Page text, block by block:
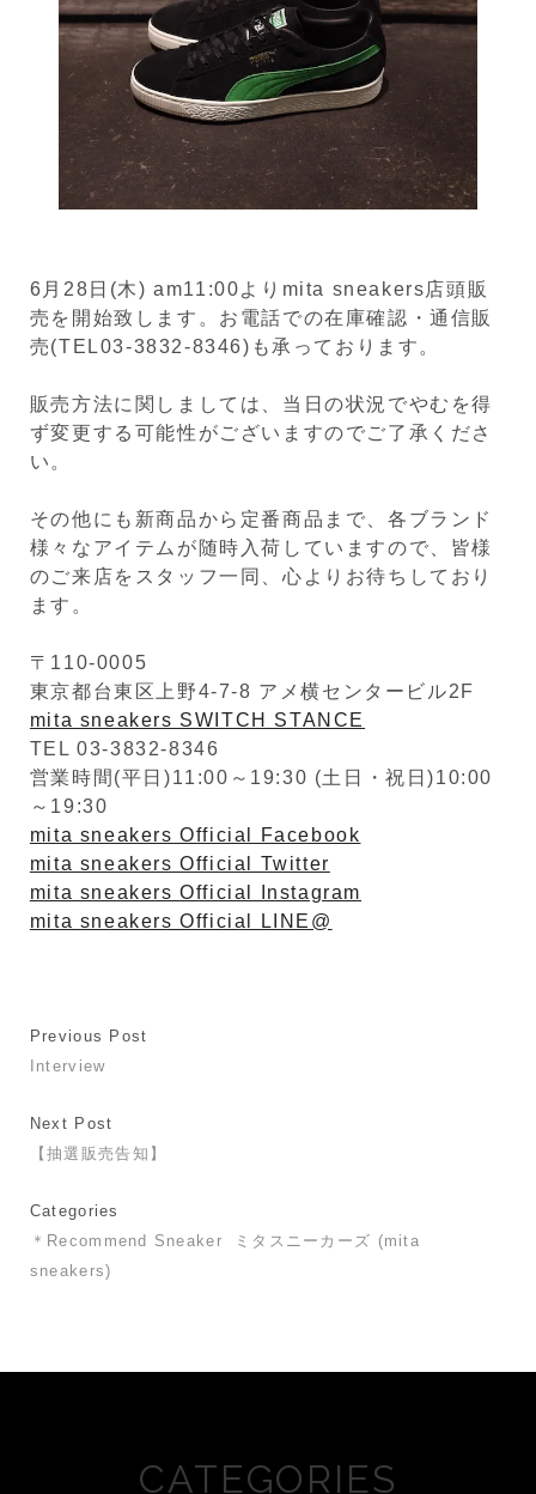
6月28日(木) am11:00よりmita sneakers店頭販
売を開始致します。お電話での在庫確認・通信販
売(TEL03-3832-8346)も承っております。
販売方法に関しましては、当日の状況でやむを得
ず変更する可能性がございますのでご了承くださ
い。
その他にも新商品から定番商品まで、各ブランド
様々なアイテムが随時入荷していますので、皆様
のご来店をスタッフ一同、心よりお待ちしており
ます。
〒110-0005
東京都台東区上野4-7-8 アメ横センタービル2F
mita sneakers SWITCH STANCE
TEL 03-3832-8346
営業時間(平日)11:00～19:30 (土日・祝日)10:00
～19:30
mita sneakers Official Facebook
mita sneakers Official Twitter
mita sneakers Official Instagram
mita sneakers Official LINE@
Previous Post
Interview
Next Post
【抽選販売告知】
Categories
＊Recommend Sneaker
ミタスニーカーズ (mita
sneakers)
CATEGORIES